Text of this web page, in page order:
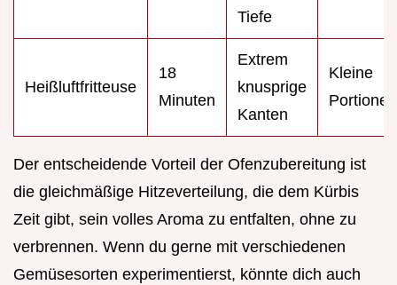
Tiefe
Heißluftfritteuse
18
Minuten
Extrem
knusprige
Kanten
Kleine
Portionen
Der entscheidende Vorteil der Ofenzubereitung ist
die gleichmäßige Hitzeverteilung, die dem Kürbis
Zeit gibt, sein volles Aroma zu entfalten, ohne zu
verbrennen. Wenn du gerne mit verschiedenen
Gemüsesorten experimentierst, könnte dich auch